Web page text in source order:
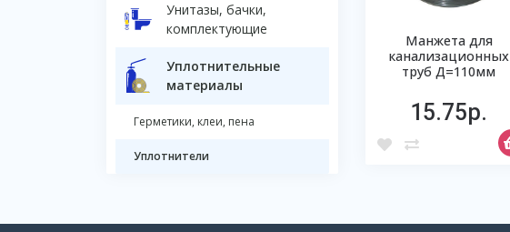
Унитазы, бачки,
комплектующие
Уплотнительные
материалы
Герметики, клеи, пена
Уплотнители
Манжета для
канализационных
труб Д=110мм
15.75р.